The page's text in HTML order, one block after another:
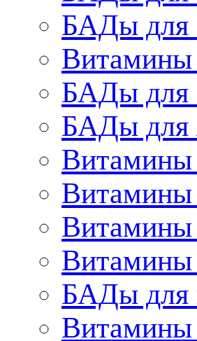
БАДы для
Витамины
БАДы для
БАДы для
Витамины
Витамины
Витамины
Витамины
БАДы для
Витамины